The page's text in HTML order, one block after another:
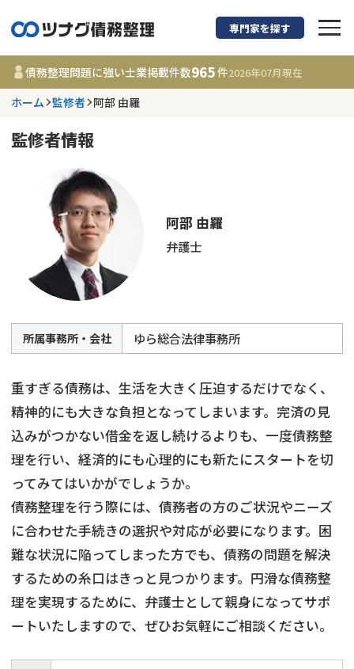
債務整理に強い弁
相談内容で探す
時効援用
会社破産・法人破産
消費者金融・サラ金
債務整理
個人再生（民事再生）
過払金
借金問題
専門家を探す
債務整理問題に強い士業掲載件数965件2026年07月現在
ホーム 監修者 阿部 由羅
監修者情報
阿部 由羅
弁護士
所属事務所・会社 ゆら総合法律事務所
重すぎる債務は、生活を大きく圧迫するだけでなく、
精神的にも大きな負担となってしまいます。完済の見
込みがつかない借金を返し続けるよりも、一度債務整
理を行い、経済的にも心理的にも新たにスタートを切
ってみてはいかがでしょうか。
債務整理を行う際には、債務者の方のご状況やニーズ
に合わせた手続きの選択や対応が必要になります。困
難な状況に陥ってしまった方でも、債務の問題を解決
するための糸口はきっと見つかります。円滑な債務整
理を実現するために、弁護士として親身になってサポ
ートいたしますので、ぜひお気軽にご相談ください。